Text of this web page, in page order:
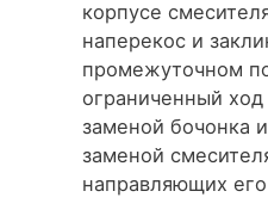
корпусе
наперекос и
промежуточном
ограниченный
заменой бочонка
заменой
направляющих